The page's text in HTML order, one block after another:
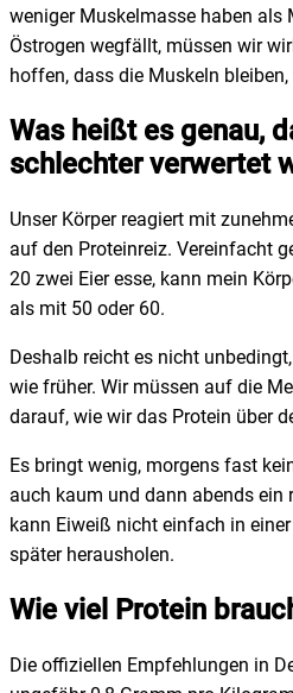
weniger Muskelmasse haben als
Östrogen wegfällt, müssen wir
hoffen, dass die Muskeln
Was heißt es genau,
schlechter verwertet
Unser Körper reagiert mit
auf den Proteinreiz. Vereinfacht
20 zwei Eier esse, kann mein
als mit 50 oder 60.
Deshalb reicht es nicht
wie früher. Wir müssen auf die
darauf, wie wir das Protein über
Es bringt wenig, morgens fast
auch kaum und dann abends ein
kann Eiweiß nicht einfach in
später herausholen.
Wie viel Protein
Die offiziellen Empfehlungen in